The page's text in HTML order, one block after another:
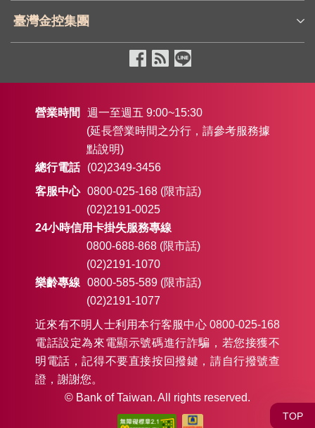
TOP
臺灣金控集團
營業時間
週一至週五 9:00~15:30
(延長營業時間之分行，請參考服務據
點說明)
總行電話
(02)2349-3456
客服中心 0800-025-168 (限市話)
(02)2191-0025
24小時信用卡掛失服務專線
0800-688-868 (限市話)
(02)2191-1070
樂齡專線 0800-585-589 (限市話)
(02)2191-1077
近來有不明人士利用本行客服中心 0800-025-168
電話設定為來電顯示號碼進行詐騙，若您接獲不
明電話，記得不要直接按回撥鍵，請自行撥號查
證，謝謝您。
© Bank of Taiwan. All rights reserved.